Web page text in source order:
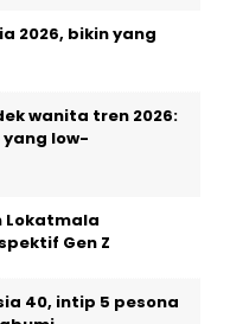
2026, bikin yang
wanita tren 2026:
yang low-
Lokatmala
Gen Z
40, intip 5 pesona